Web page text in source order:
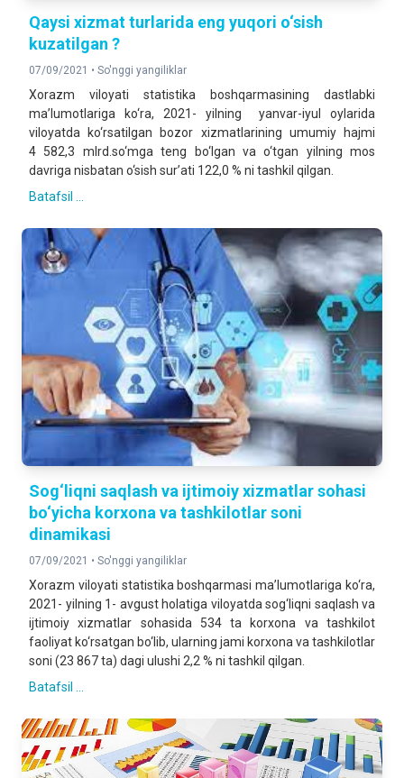
Qaysi xizmat turlarida eng yuqori o‘sish
kuzatilgan ?
07/09/2021 • So'nggi yangiliklar
Xorazm viloyati statistika boshqarmasining dastlabki
ma’lumotlariga ko‘ra, 2021- yilning yanvar-iyul oylarida
viloyatda ko‘rsatilgan bozor xizmatlarining umumiy hajmi
4 582,3 mlrd.so‘mga teng bo‘lgan va o‘tgan yilning mos
davriga nisbatan o‘sish sur’ati 122,0 % ni tashkil qilgan.
Batafsil ...
Sog‘liqni saqlash va ijtimoiy xizmatlar sohasi
bo‘yicha korxona va tashkilotlar soni
dinamikasi
07/09/2021 • So'nggi yangiliklar
Xorazm viloyati statistika boshqarmasi ma’lumotlariga ko‘ra,
2021- yilning 1- avgust holatiga viloyatda sog‘liqni saqlash va
ijtimoiy xizmatlar sohasida 534 ta korxona va tashkilot
faoliyat ko‘rsatgan bo‘lib, ularning jami korxona va tashkilotlar
soni (23 867 ta) dagi ulushi 2,2 % ni tashkil qilgan.
Batafsil ...